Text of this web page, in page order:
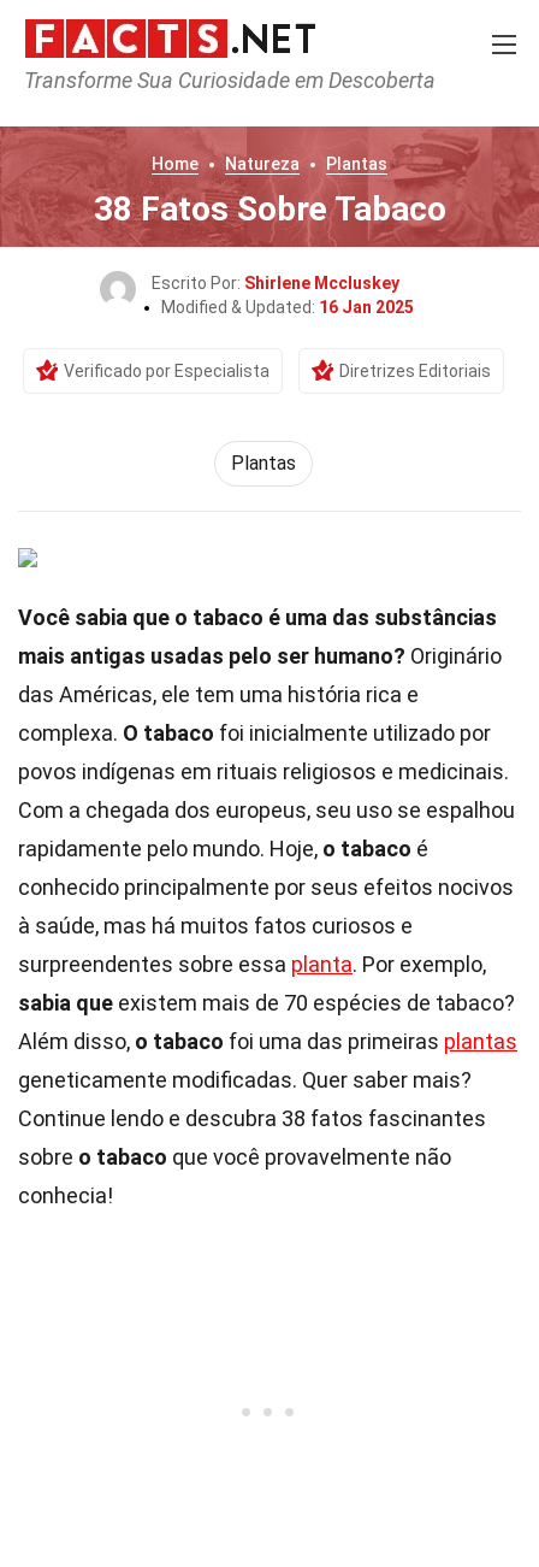
Transforme Sua Curiosidade em Descoberta
Home Natureza Plantas
38 Fatos Sobre Tabaco
Escrito Por: Shirlene Mccluskey
Modified & Updated: 16 Jan 2025
Verificado por Especialista Diretrizes Editoriais
Plantas
Você sabia que o tabaco é uma das substâncias
mais antigas usadas pelo ser humano? Originário
das Américas, ele tem uma história rica e
complexa. O tabaco foi inicialmente utilizado por
povos indígenas em rituais religiosos e medicinais.
Com a chegada dos europeus, seu uso se espalhou
rapidamente pelo mundo. Hoje, o tabaco é
conhecido principalmente por seus efeitos nocivos
à saúde, mas há muitos fatos curiosos e
surpreendentes sobre essa planta. Por exemplo,
sabia que existem mais de 70 espécies de tabaco?
Além disso, o tabaco foi uma das primeiras plantas
geneticamente modificadas. Quer saber mais?
Continue lendo e descubra 38 fatos fascinantes
sobre o tabaco que você provavelmente não
conhecia!